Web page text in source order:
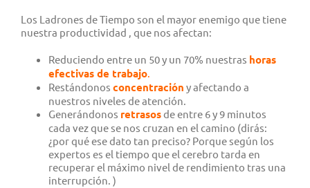
Los Ladrones de Tiempo son el mayor enemigo que tiene
nuestra productividad , que nos afectan:
Reduciendo entre un 50 y un 70% nuestras horas
efectivas de trabajo.
Restándonos concentración y afectando a
nuestros niveles de atención.
Generándonos retrasosde entre 6 y 9 minutos
cada vez que se nos cruzan en el camino (dirás:
¿por qué ese dato tan preciso? Porque según los
expertos es el tiempo que el cerebro tarda en
recuperar el máximo nivel de rendimiento tras una
interrupción. )